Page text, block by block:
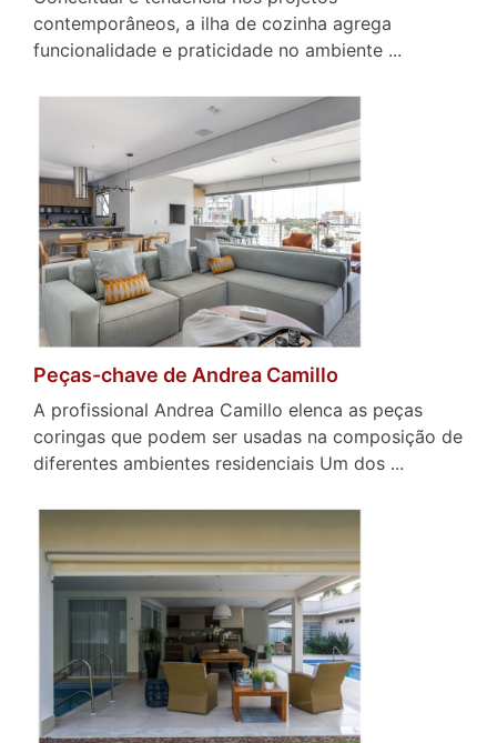
contemporâneos, a ilha de cozinha agrega
funcionalidade e praticidade no ambiente ...
Peças-chave de Andrea Camillo
A profissional Andrea Camillo elenca as peças
coringas que podem ser usadas na composição de
diferentes ambientes residenciais Um dos ...